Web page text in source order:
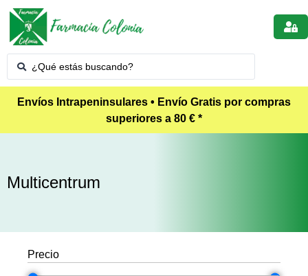
Envíos Intrapeninsulares • Envío Gratis por compras
superiores a 80 € *
Multicentrum
Precio